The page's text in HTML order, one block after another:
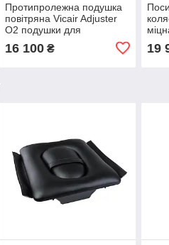
Протипролежна подушка
повітряна Vicair Adjuster
O2 подушки для
профілактики пролежнів
16 100₴ 19